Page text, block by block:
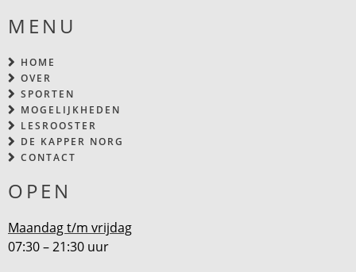
MENU
HOME
OVER
SPORTEN
MOGELIJKHEDEN
LESROOSTER
DE KAPPER NORG
CONTACT
OPEN
Maandag t/m vrijdag
07:30 – 21:30 uur